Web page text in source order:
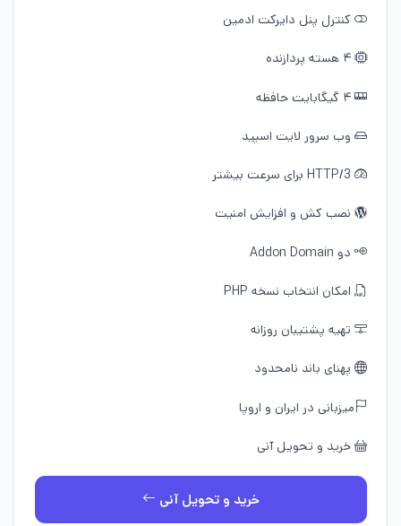
کنترل پنل دایرکت ادمین
۴ هسته پردازنده
۴ گیگابایت حافظه
وب سرور لایت اسپید
نصب کش و افزایش امنیت
دو Addon Domain
امکان انتخاب نسخه PHP
تهیه پشتیبان روزانه
پهنای باند نامحدود
میزبانی در ایران و اروپا
خرید و تحویل آنی
خرید و تحویل آنی